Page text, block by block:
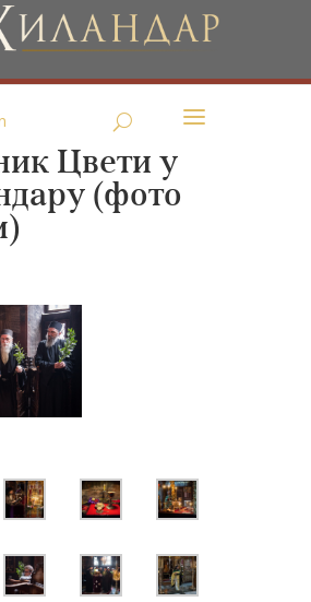
Цвети у
(фото